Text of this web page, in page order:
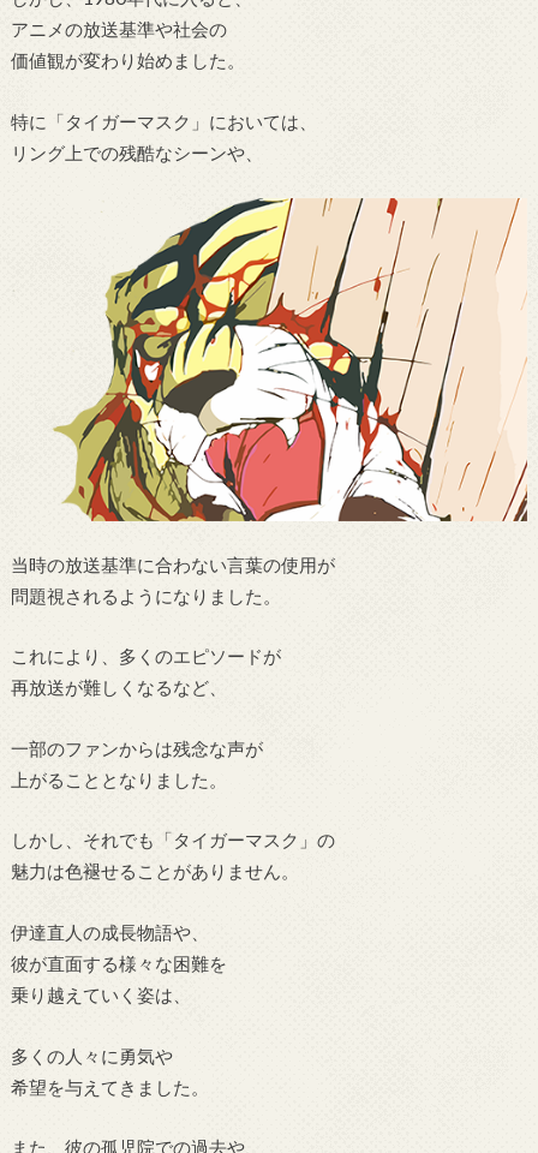
アニメの放送基準や社会の
価値観が変わり始めました。
特に「タイガーマスク」においては、
リング上での残酷なシーンや、
当時の放送基準に合わない言葉の使用が
問題視されるようになりました。
これにより、多くのエピソードが
再放送が難しくなるなど、
一部のファンからは残念な声が
上がることとなりました。
しかし、それでも「タイガーマスク」の
魅力は色褪せることがありません。
伊達直人の成長物語や、
彼が直面する様々な困難を
乗り越えていく姿は、
多くの人々に勇気や
希望を与えてきました。
また、彼の孤児院での過去や、